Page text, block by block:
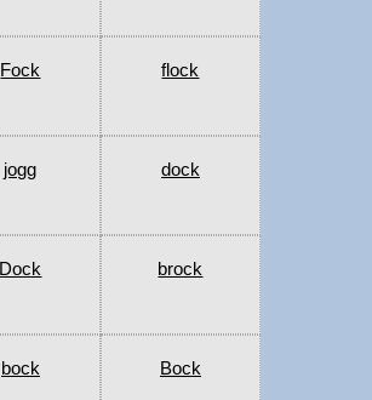
Fock flock
jogg dock
Dock brock
bock Bock